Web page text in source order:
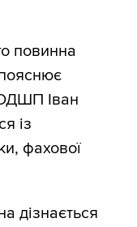
повинна
Іван
із
фахової
дізнається